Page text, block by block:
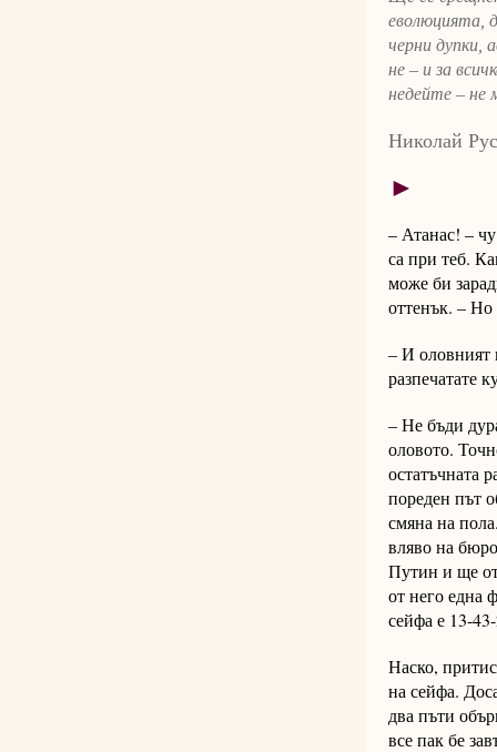
еволюцията,
черни дупки,
не – и за
недейте – не
Николай
►
– Атанас! –
са при теб.
може би
оттенък. –
– И оловният
разпечатате
– Не бъди
оловото.
остатъчната
пореден път
смяна на
вляво на
Путин и ще
от него една
сейфа е 13-
Наско,
на сейфа.
два пъти
все пак бе